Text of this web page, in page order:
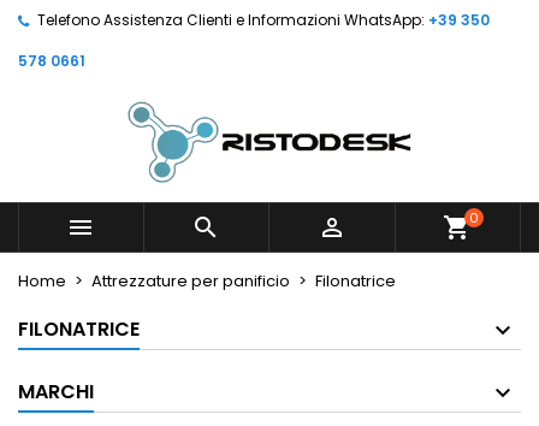
Telefono Assistenza Clienti e Informazioni WhatsApp: +39 350
578 0661
   shopping_cart0
Home Attrezzature per panificio Filonatrice
FILONATRICE
MARCHI